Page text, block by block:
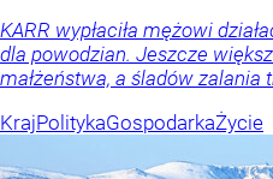
KARR wypłaciła mężowi
dla powodzian. Jeszcze
małżeństwa, a śladów zalania
KrajPolitykaGospodarkaŻycie